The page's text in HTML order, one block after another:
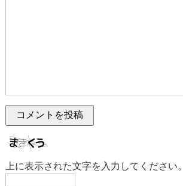
上に表示された文字を入力してください。